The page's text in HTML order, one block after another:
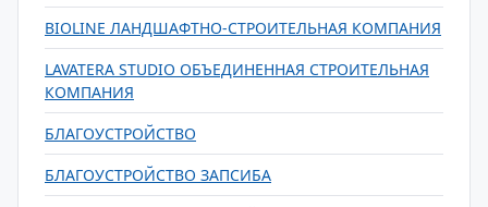
BIOLINE ЛАНДШАФТНО-СТРОИТЕЛЬНАЯ КОМПАНИЯ
LAVATERA STUDIO ОБЪЕДИНЕННАЯ СТРОИТЕЛЬНАЯ
КОМПАНИЯ
БЛАГОУСТРОЙСТВО
БЛАГОУСТРОЙСТВО ЗАПСИБА